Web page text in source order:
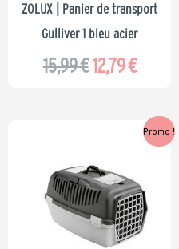
ZOLUX | Panier de transport
Gulliver 1 bleu acier
15,99€12,79€
Promo !
initial
était :
23,99 €.
Le
actuel
est :
19,19 €.